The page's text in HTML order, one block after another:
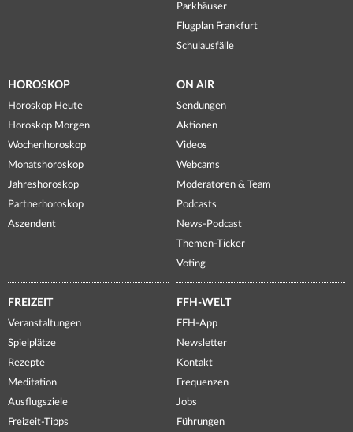
Parkhäuser
Flugplan Frankfurt
Schulausfälle
HOROSKOP
Horoskop Heute
Horoskop Morgen
Wochenhoroskop
Monatshoroskop
Jahreshoroskop
Partnerhoroskop
Aszendent
ON AIR
Sendungen
Aktionen
Videos
Webcams
Moderatoren & Team
Podcasts
News-Podcast
Themen-Ticker
Voting
FREIZEIT
Veranstaltungen
Spielplätze
Rezepte
Meditation
Ausflugsziele
Freizeit-Tipps
FFH-WELT
FFH-App
Newsletter
Kontakt
Frequenzen
Jobs
Führungen